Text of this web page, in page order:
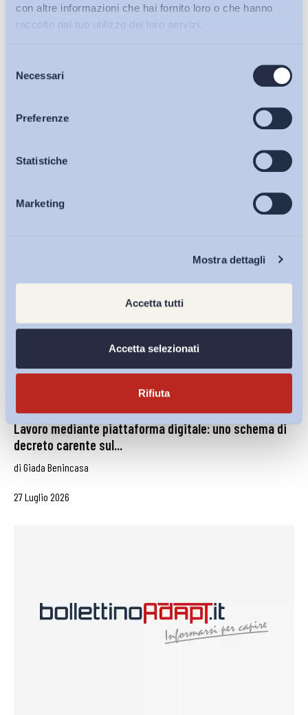
con altre informazioni che hai fornito loro o che hanno
raccolto dal tuo utilizzo dei loro servizi.
delNecessari
Preferenze
Statistiche
Marketing
Mostra dettagli
Accetta tutti
Accetta selezionati
Rifiuta
Bollettini ADAPT
Articoli
Osservatori
Eventi
Condividi su:
Lavoro mediante piattaforma digitale: uno schema di
decreto carente sul...
di Giada Benincasa
27 Luglio 2026